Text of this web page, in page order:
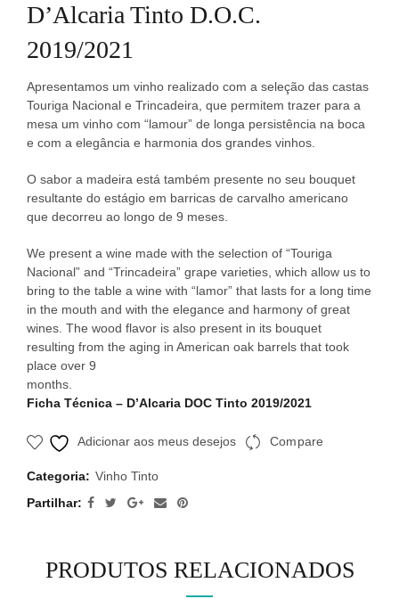
D’Alcaria Tinto D.O.C.
2019/2021
Apresentamos um vinho realizado com a seleção das castas
Touriga Nacional e Trincadeira, que permitem trazer para a
mesa um vinho com “lamour” de longa persistência na boca
e com a elegância e harmonia dos grandes vinhos.
O sabor a madeira está também presente no seu bouquet
resultante do estágio em barricas de carvalho americano
que decorreu ao longo de 9 meses.
We present a wine made with the selection of “Touriga
Nacional” and “Trincadeira” grape varieties, which allow us to
bring to the table a wine with “lamor” that lasts for a long time
in the mouth and with the elegance and harmony of great
wines. The wood flavor is also present in its bouquet
resulting from the aging in American oak barrels that took
place over 9
months.
Ficha Técnica – D’Alcaria DOC Tinto 2019/2021
Adicionar aos meus desejos Compare
Categoria: Vinho Tinto
Partilhar
PRODUTOS RELACIONADOS